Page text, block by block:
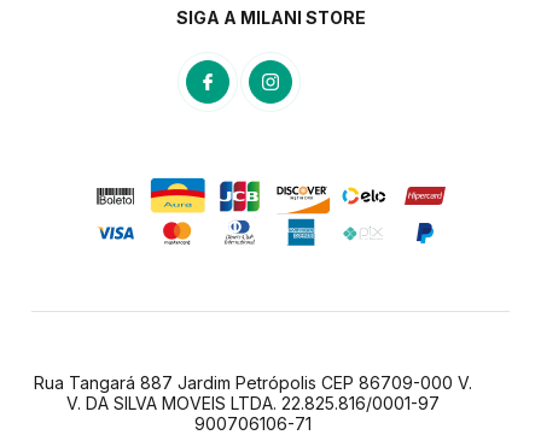
SIGA A MILANI STORE
Rua Tangará 887 Jardim Petrópolis CEP 86709-000 V.
V. DA SILVA MOVEIS LTDA. 22.825.816/0001-97
900706106-71